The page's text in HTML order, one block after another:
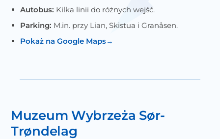
Autobus: Kilka linii do różnych wejść.
Parking: M.in. przy Lian, Skistua i Granåsen.
Pokaż na Google Maps
Muzeum Wybrzeża Sør-
Trøndelag